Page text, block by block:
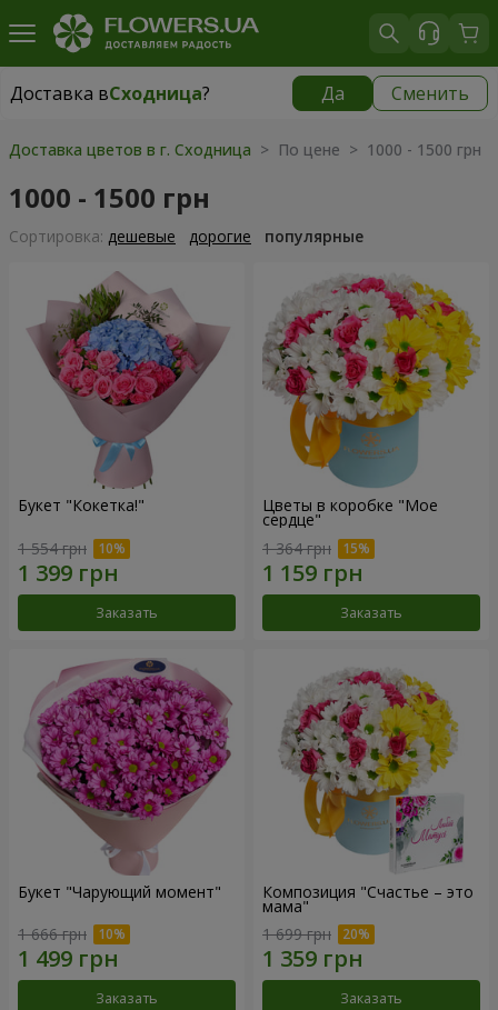
Доставка вСходница? Да Сменить
Доставка вСходница|
Доставка цветов в г. Сходница > По цене > 1000 - 1500 грн
1000 - 1500 грн
Cортировка: дешевые дорогие популярные
Букет "Кокетка!"
1 554 грн
Заказать
Цветы в коробке "Мое
сердце"
1 364 грн
Заказать
Букет "Чарующий момент"
1 666 грн
Заказать
Композиция "Счастье – это
мама"
1 699 грн
Заказать